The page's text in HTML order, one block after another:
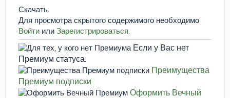
Скачать:
Для просмотра скрытого содержимого необходимо
Войти или Зарегистрироваться
Если у Вас нет
Премиум статуса:
Преимущества
Премиум подписки
Оформить Вечный